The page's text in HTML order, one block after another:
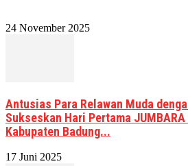
24 November 2025
Antusias Para Relawan Muda
Sukseskan Hari Pertama JUMBARA
Kabupaten Badung...
17 Juni 2025